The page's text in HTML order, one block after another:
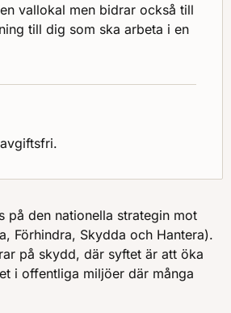
vallokal men bidrar också till
till dig som ska arbeta i en
på den nationella strategin mot
Förhindra, Skydda och Hantera).
på skydd, där syftet är att öka
i offentliga miljöer där många